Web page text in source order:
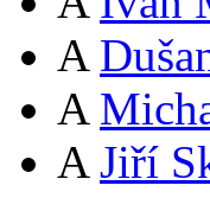
A
A
A Jiří